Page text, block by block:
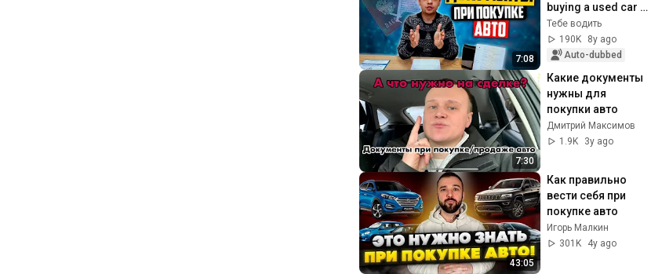
7:08
buying a used car
and how to fill out
the vehicle title?
Тебе водить
190K
8y ago
Auto-dubbed
7:30
Какие документы
нужны для
покупки авто
Дмитрий Максимов
1.9K
3y ago
43:05
Как правильно
вести себя при
покупке авто
Игорь Малкин
301K
4y ago